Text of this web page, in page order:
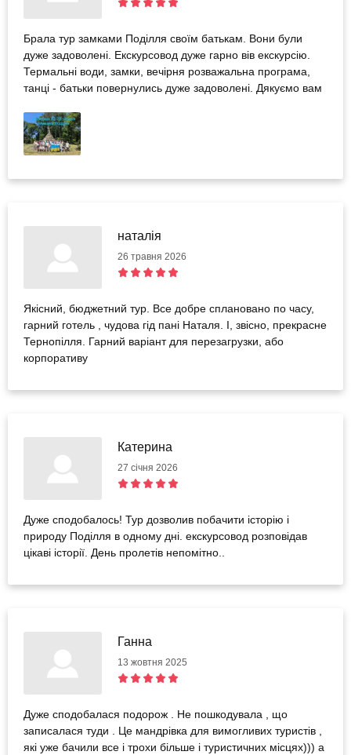
Брала тур замками Поділля своїм батькам. Вони були
дуже задоволені. Екскурсовод дуже гарно вів екскурсію.
Термальні води, замки, вечірня розважальна програма,
танці - батьки повернулись дуже задоволені. Дякуємо вам
наталія
26 травня 2026
Якісний, бюджетний тур. Все добре сплановано по часу,
гарний готель , чудова гід пані Наталя. І, звісно, прекрасне
Тернопілля. Гарний варіант для перезагрузки, або
корпоративу
Катерина
27 січня 2026
Дуже сподобалось! Тур дозволив побачити історію і
природу Поділля в одному дні. екскурсовод розповідав
цікаві історії. День пролетів непомітно..
Ганна
13 жовтня 2025
Дуже сподобалася подорож . Не пошкодувала , що
записалася туди . Це мандрівка для вимогливих туристів ,
які уже бачили все і трохи більше і туристичних місцях))) а